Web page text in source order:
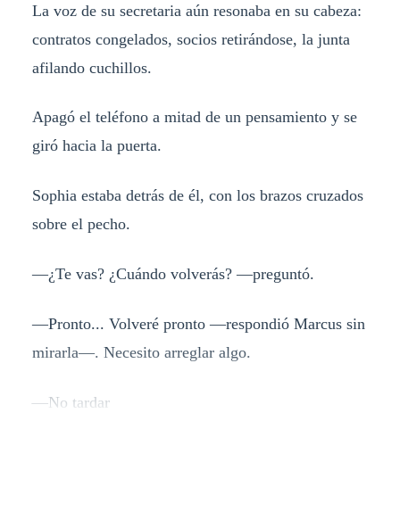
La voz de su secretaria aún resonaba en su cabeza:
contratos congelados, socios retirándose, la junta
afilando cuchillos.
Apagó el teléfono a mitad de un pensamiento y se
giró hacia la puerta.
Sophia estaba detrás de él, con los brazos cruzados
sobre el pecho.
—¿Te vas? ¿Cuándo volverás? —preguntó.
—Pronto... Volveré pronto —respondió Marcus sin
mirarla—. Necesito arreglar algo.
—No tardar